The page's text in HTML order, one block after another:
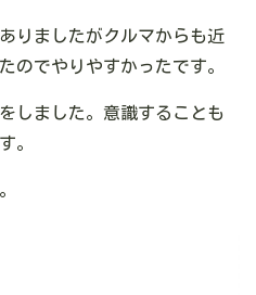
りましたがクルマからも近
のでやりやすかったです。
しました。意識することも
。